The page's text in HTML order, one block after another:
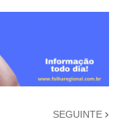
SEGUINTE